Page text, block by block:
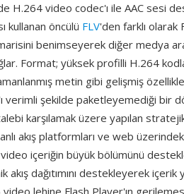
H.264 video codec'ı ile AAC sesi
kullanan öncülü FLV'den farklı olarak
benimseyerek diğer medya
Format; yüksek profilli H.264
metin gibi gelişmiş
verimli şekilde paketleyemediği bir
karşılamak üzere yapılan
akış platformları ve web
içeriğin büyük bölümünü
akış dağıtımını destekleyerek içerik
lehine Flash Player'ın